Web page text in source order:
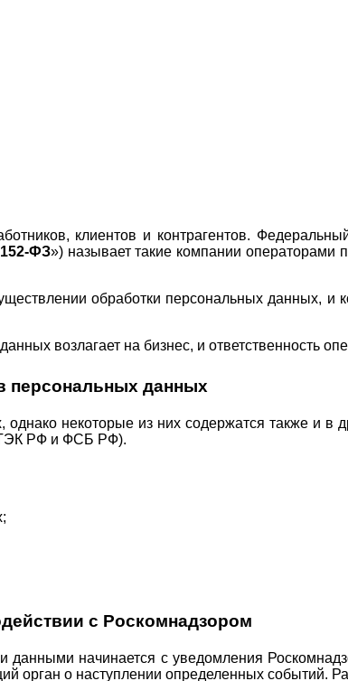
клиентов и контрагентов.
ФЗ») называет такие компании операторами
обработки персональных данных, и
возлагает на бизнес, и ответственность
персональных данных
некоторые из них содержатся также и в
РФ и ФСБ РФ).
с Роскомнадзором
начинается с уведомления
орган о наступлении определенных событий.